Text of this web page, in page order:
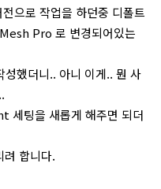
으로 작업을 하던중 디폴트
Pro 로 변경되어있는
했더니.. 아니 이게.. 뭔 사
세팅을 새롭게 해주면 되더
려 합니다.